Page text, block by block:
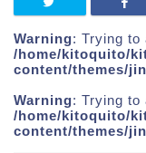
Warning: Trying to
/home/kitoquito/
content/themes/
Warning: Trying to
/home/kitoquito/
content/themes/